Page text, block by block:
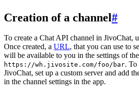
Creation of a channel#
To create a Chat API channel in JivoChat,
Once created, a URL, that you can use to
will be available to you in the settings of
https://wh.jivosite.com/foo/bar. To
JivoChat, set up a custom server and add
in the channel settings in the app.